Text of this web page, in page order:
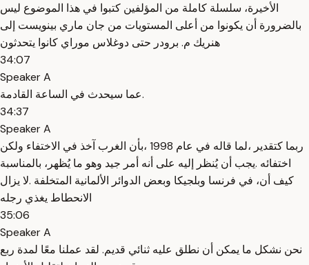
الأخيرة، سلسلة كاملة من المؤلفين كتبوا في هذا الموضوع ليس
بالضرورة أن يكونوا من أعلى المستويات من جان ماري بينويست إلى
هنريك م. برودر حتى دوغلاس موراي كانوا يتحدثون
34:07
Speaker A
عما سيحدث في الساعة القادمة.
34:37
Speaker A
ربما كتقدير ،لما قاله في عام 1998 ،بأن الغرب آخذ في الاختفاء ولكن
اختفائه .يجب أن يُنظر إليه على أنه أمر جيد وهو ما يُظهر، بالمناسبة
كيف أن، في فرنسا وبلجيكا وبعض الدوائر الألمانية المتخلفة .لا يزال
الانحطاط يغذي رجله
35:06
Speaker A
نحن نشكل ما يمكن أن نطلق عليه ثنائي قديم. لقد عملنا معًا لمدة ربع